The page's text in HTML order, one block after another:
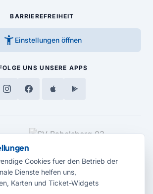
BARRIEREFREIHEIT
accessibility_new Einstellungen öffnen
UNS UNSERE APPS
Cookies fuer den Betrieb der
Dienste helfen uns,
Karten und Ticket-Widgets